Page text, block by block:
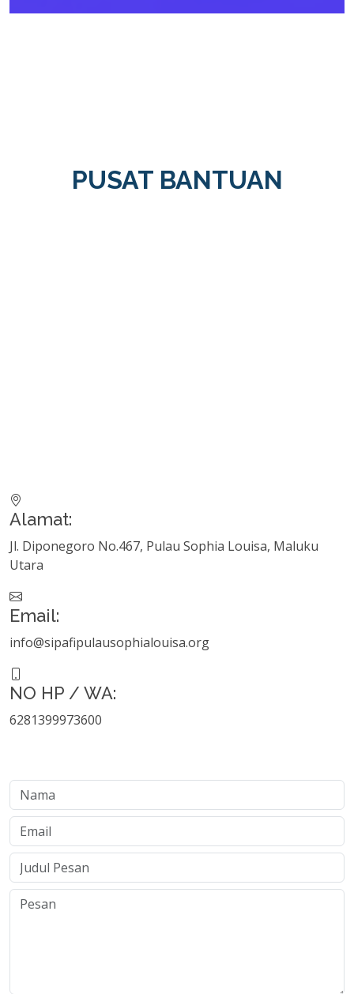
PUSAT BANTUAN
Alamat:
Jl. Diponegoro No.467, Pulau Sophia Louisa, Maluku
Utara
Email:
info@sipafipulausophialouisa.org
NO HP / WA:
6281399973600